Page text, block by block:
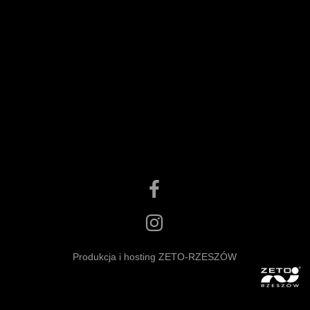
Produkcja i hosting ZETO-RZESZÓW